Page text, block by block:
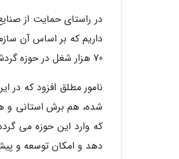
در راستای حمایت از
70 هزار شغل در حوزه گردشگری است ایجاد کند.
شده، هم برش استانی و
که وارد این حوزه می
دهد و امکان توسعه و پیشرفت بیشتری دارند، بین